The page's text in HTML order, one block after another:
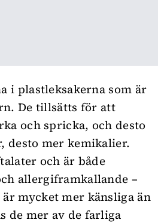
i plastleksakerna som är
De tillsätts för att
och spricka, och desto
desto mer kemikalier.
och är både
allergiframkallande –
mycket mer känsliga än
de mer av de farliga